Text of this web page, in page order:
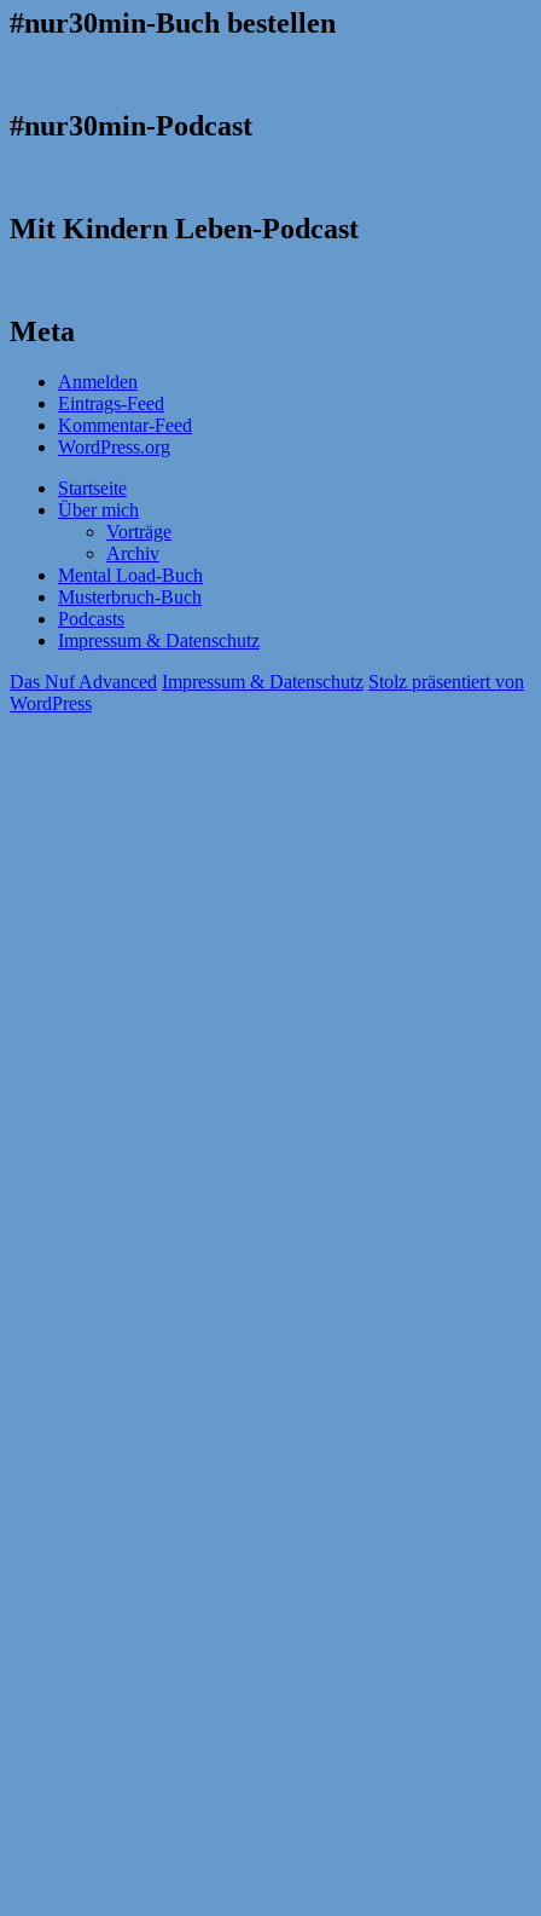
#nur30min-Buch bestellen
#nur30min-Podcast
Mit Kindern Leben-Podcast
Meta
Anmelden
Eintrags-Feed
Kommentar-Feed
WordPress.org
Startseite
Über mich
Vorträge
Archiv
Mental Load-Buch
Musterbruch-Buch
Podcasts
Impressum & Datenschutz
Das Nuf Advanced Impressum & Datenschutz Stolz präsentiert von
WordPress